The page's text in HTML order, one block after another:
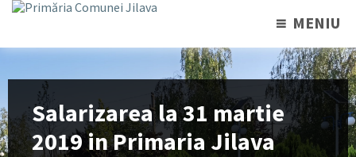
MENIU
Salarizarea la 31 martie
2019 in Primaria Jilava